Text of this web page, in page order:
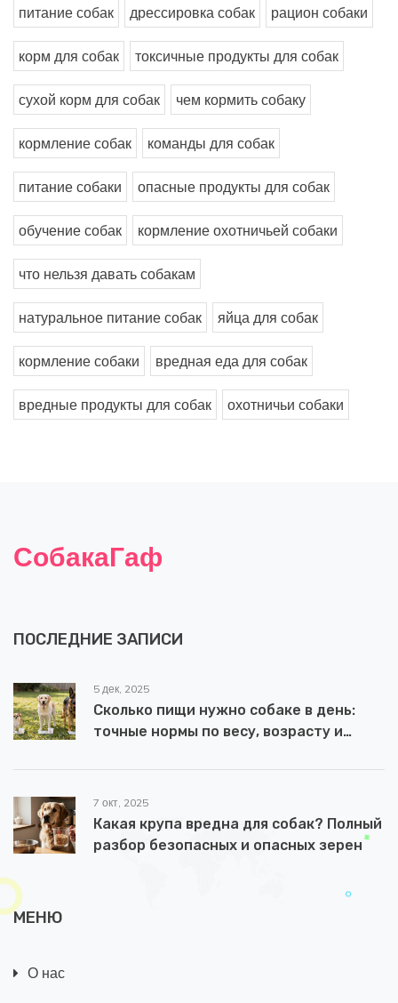
питание собак дрессировка собак рацион собаки
корм для собак токсичные продукты для собак
сухой корм для собак чем кормить собаку
кормление собак команды для собак
питание собаки опасные продукты для собак
обучение собак кормление охотничьей собаки
что нельзя давать собакам
натуральное питание собак яйца для собак
кормление собаки вредная еда для собак
вредные продукты для собак охотничьи собаки
СобакаГаф
ПОСЛЕДНИЕ ЗАПИСИ
5 дек, 2025
Сколько пищи нужно собаке в день:
точные нормы по весу, возрасту и
7 окт, 2025
Какая крупа вредна для собак? Полный
разбор безопасных и опасных зерен
МЕНЮ
О нас